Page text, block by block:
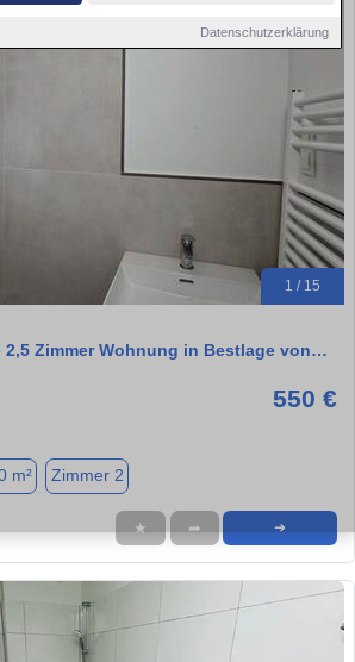
Datenschutzerklärung
1 / 15
2,5 Zimmer Wohnung in Bestlage von…
550 €
m² Zimmer 2
★ ➦ ➜